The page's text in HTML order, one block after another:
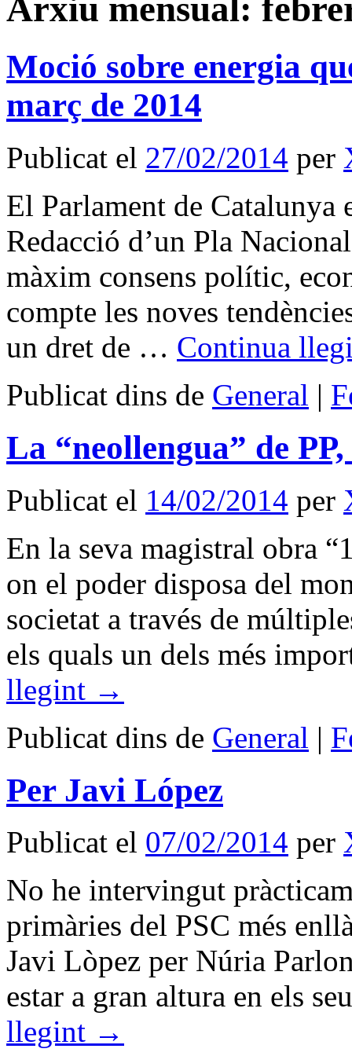
Arxiu mensual:
Moció sobre energia
març de 2014
Publicat el 27/02/2014 per
El Parlament de Catalunya
Redacció d’un Pla
màxim consens polític,
compte les noves
un dret de … Continua
Publicat dins de General |
La “neollengua” de
Publicat el 14/02/2014 per
En la seva magistral obra
on el poder disposa del
societat a través de
els quals un dels més
llegint →
Publicat dins de General |
Per Javi López
Publicat el 07/02/2014 per
No he intervingut
primàries del PSC més
Javi Lòpez per Núria
estar a gran altura en els
llegint →